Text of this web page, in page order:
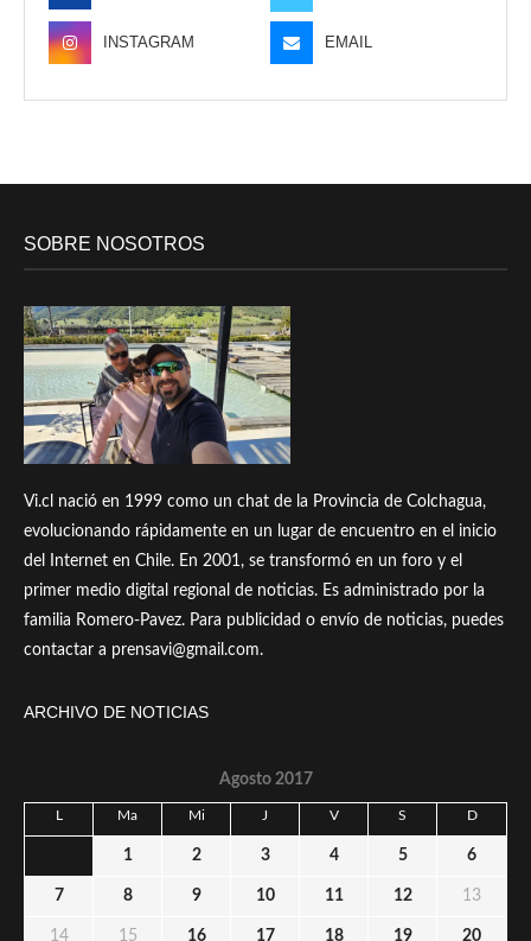
INSTAGRAM EMAIL
SOBRE NOSOTROS
Vi.cl nació en 1999 como un chat de la Provincia de Colchagua,
evolucionando rápidamente en un lugar de encuentro en el inicio
del Internet en Chile. En 2001, se transformó en un foro y el
primer medio digital regional de noticias. Es administrado por la
familia Romero-Pavez. Para publicidad o envío de noticias, puedes
contactar a prensavi@gmail.com.
ARCHIVO DE NOTICIAS
Agosto 2017
L Ma Mi J V S D
1 2 3 4 5 6
7 8 9 10 11 12 13
14 15 16 17 18 19 20